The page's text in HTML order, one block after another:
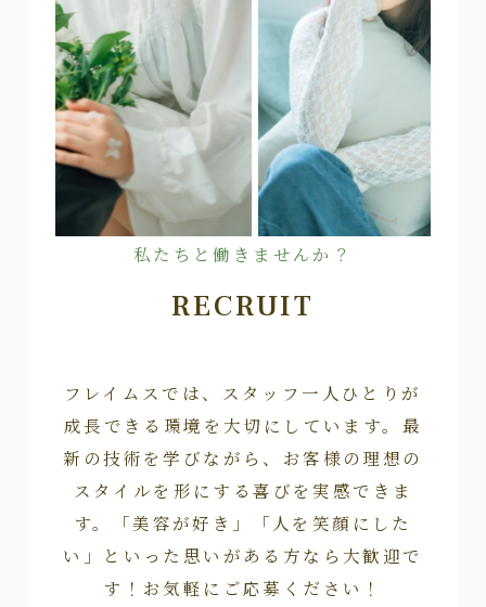
私たちと働きませんか？
RECRUIT
フレイムスでは、スタッフ一人ひとりが
成長できる環境を大切にしています。最
新の技術を学びながら、お客様の理想の
スタイルを形にする喜びを実感できま
す。「美容が好き」「人を笑顔にした
い」といった思いがある方なら大歓迎で
す！お気軽にご応募ください！